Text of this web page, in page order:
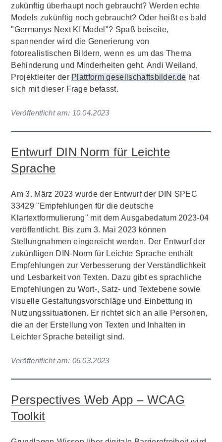
zukünftig überhaupt noch gebraucht? Werden echte
Models zukünftig noch gebraucht? Oder heißt es bald
"Germanys Next KI Model"? Spaß beiseite,
spannender wird die Generierung von
fotorealistischen Bildern, wenn es um das Thema
Behinderung und Minderheiten geht. Andi Weiland,
Projektleiter der Plattform gesellschaftsbilder.de hat
sich mit dieser Frage befasst.
Veröffentlicht am: 10.04.2023
Entwurf DIN Norm für Leichte
Sprache
Am 3. März 2023 wurde der Entwurf der DIN SPEC
33429 "Empfehlungen für die deutsche
Klartextformulierung" mit dem Ausgabedatum 2023-04
veröffentlicht. Bis zum 3. Mai 2023 können
Stellungnahmen eingereicht werden. Der Entwurf der
zukünftigen DIN-Norm für Leichte Sprache enthält
Empfehlungen zur Verbesserung der Verständlichkeit
und Lesbarkeit von Texten. Dazu gibt es sprachliche
Empfehlungen zu Wort-, Satz- und Textebene sowie
visuelle Gestaltungsvorschläge und Einbettung in
Nutzungssituationen. Er richtet sich an alle Personen,
die an der Erstellung von Texten und Inhalten in
Leichter Sprache beteiligt sind.
Veröffentlicht am: 06.03.2023
Perspectives Web App – WCAG
Toolkit